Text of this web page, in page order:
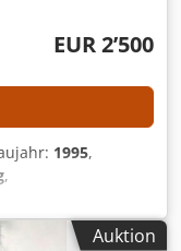
EUR 2’500
1995,
,
mm, Verfahrweg
0.33 mm,
Auktion